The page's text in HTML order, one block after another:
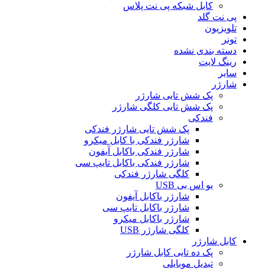
کابل شبکه پی نت پلاس
پی نت گلد
تلویزیون
تونر
دسته بندی نشده
رینگ لایت
سایر
شارژر
پک شش تایی شارژر
پک شش تایی کلگی شارژر
فندکی
پک شش تایی شارژر فندکی
شارژر فندکی با کابل میکرو
شارژر فندکی باکابل آیفون
شارژر فندکی باکابل تایپ سی
کلگی شارژر فندکی
یو اس بی USB
شارژر باکابل آیفون
شارژر باکابل تایپ سی
شارژر باکابل میکرو
کلگی شارژر USB
کابل شارژر
پک ده تایی کابل شارژر
تبدیل موبایلی